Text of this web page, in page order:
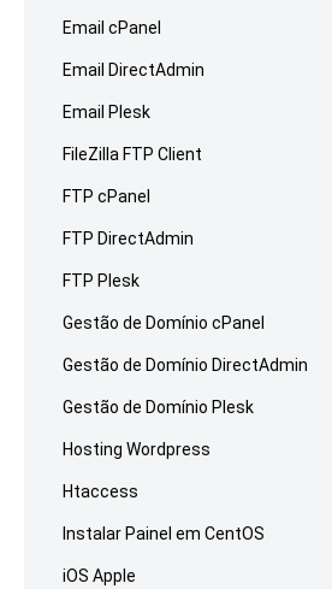
Email cPanel
Email DirectAdmin
Email Plesk
FileZilla FTP Client
FTP cPanel
FTP DirectAdmin
FTP Plesk
Gestão de Domínio cPanel
Gestão de Domínio DirectAdmin
Gestão de Domínio Plesk
Hosting Wordpress
Htaccess
Instalar Painel em CentOS
iOS Apple